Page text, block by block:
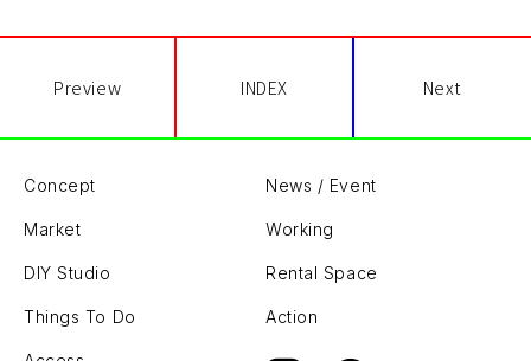
Preview INDEX Next
Concept News / Event
Market Working
DIY Studio Rental Space
Things To Do Action